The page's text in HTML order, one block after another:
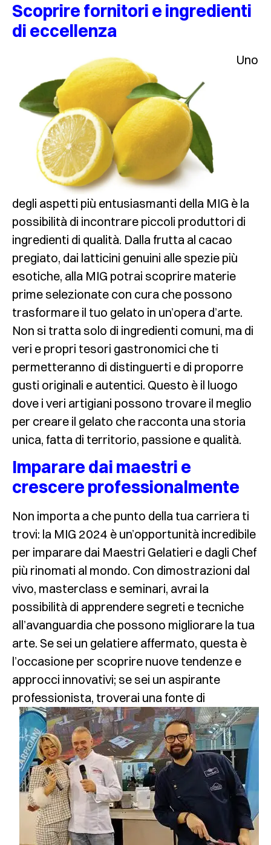
Scoprire fornitori e ingredienti
di eccellenza
Uno
degli aspetti più entusiasmanti della MIG è la
possibilità di incontrare piccoli produttori di
ingredienti di qualità. Dalla frutta al cacao
pregiato, dai latticini genuini alle spezie più
esotiche, alla MIG potrai scoprire materie
prime selezionate con cura che possono
trasformare il tuo gelato in un’opera d’arte.
Non si tratta solo di ingredienti comuni, ma di
veri e propri tesori gastronomici che ti
permetteranno di distinguerti e di proporre
gusti originali e autentici. Questo è il luogo
dove i veri artigiani possono trovare il meglio
per creare il gelato che racconta una storia
unica, fatta di territorio, passione e qualità.
Imparare dai maestri e
crescere professionalmente
Non importa a che punto della tua carriera ti
trovi: la MIG 2024 è un’opportunità incredibile
per imparare dai Maestri Gelatieri e dagli Chef
più rinomati al mondo. Con dimostrazioni dal
vivo, masterclass e seminari, avrai la
possibilità di apprendere segreti e tecniche
all’avanguardia che possono migliorare la tua
arte. Se sei un gelatiere affermato, questa è
l’occasione per scoprire nuove tendenze e
approcci innovativi; se sei un aspirante
professionista, troverai una fonte di